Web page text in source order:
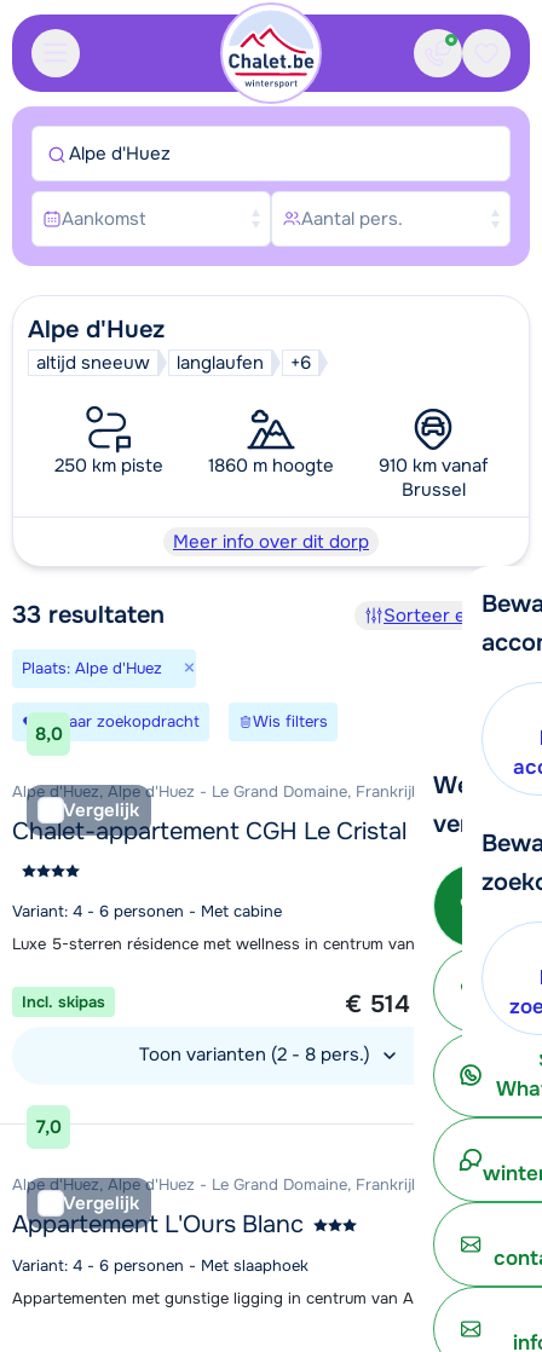
Contact
We
verder!
Alpe d'Huez
altijd sneeuw langlaufen +6
250 km piste 1860 m hoogte
910 km vanaf
Brussel
Meer info over dit dorp
33 resultaten Sorteer en filter
Plaats: Alpe d'Huez ×
Bewaar zoekopdracht Wis filters
8,0
Vergelijk
Alpe d'Huez, Alpe d'Huez - Le Grand Domaine, Frankrijk
Chalet-appartement CGH Le Cristal de l'Alpe
Variant: 4 - 6 personen - Met cabine
Luxe 5-sterren résidence met wellness in centrum van Alpe d'Huez
1 week vanaf
€ 514 per persoon
Incl. skipas
Toon varianten (2 - 8 pers.)
Bekijk accommodatie
7,0
Vergelijk
Alpe d'Huez, Alpe d'Huez - Le Grand Domaine, Frankrijk
Appartement L'Ours Blanc
Variant: 4 - 6 personen - Met slaaphoek
Appartementen met gunstige ligging in centrum van Alpe d'Huez
Aanbieding
Alpe d'Huez
Aankomst Aantal pers.